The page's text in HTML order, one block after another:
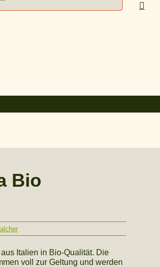
Bio
Italien in Bio-Qualität. Die
voll zur Geltung und werden